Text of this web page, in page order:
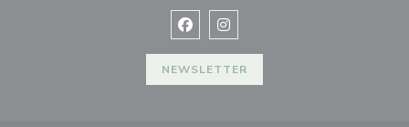
Facebook ((ouvre une nouvelle
Instagram ((ouvre une
NEWSLETTER